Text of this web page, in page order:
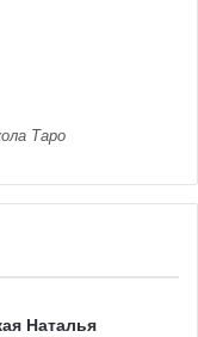
Таро
Наталья